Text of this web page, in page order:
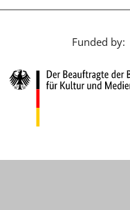
Funded by: